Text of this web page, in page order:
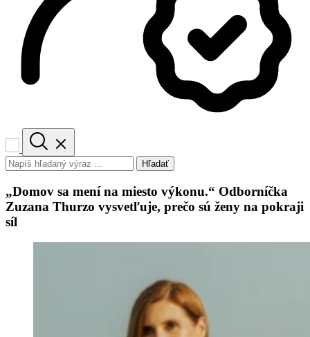
Hľadať
„Domov sa mení na miesto výkonu.“ Odborníčka
Zuzana Thurzo vysvetľuje, prečo sú ženy na pokraji
síl